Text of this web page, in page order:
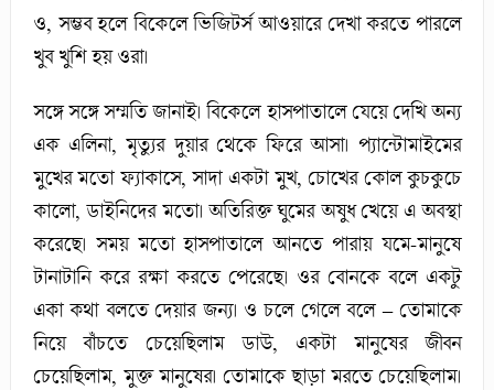
ও, সম্ভব হলে বিকেলে ভিজিটর্স আওয়ারে দেখা করতে পারলে
খুব খুশি হয় ওরা।
সঙ্গে সঙ্গে সম্মতি জানাই। বিকেলে হাসপাতালে যেয়ে দেখি অন্য
এক এলিনা, মৃত্যুর দুয়ার থেকে ফিরে আসা। প্যান্টোমাইমের
মুখের মতো ফ্যাকাসে, সাদা একটা মুখ, চোখের কোল কুচকুচে
কালো, ডাইনিদের মতো। অতিরিক্ত ঘুমের অষুধ খেয়ে এ অবস্থা
করেছে। সময় মতো হাসপাতালে আনতে পারায় যমে-মানুষে
টানাটানি করে রক্ষা করতে পেরেছে। ওর বোনকে বলে একটু
একা কথা বলতে দেয়ার জন্য। ও চলে গেলে বলে – তোমাকে
নিয়ে বাঁচতে চেয়েছিলাম ডাউ, একটা মানুষের জীবন
চেয়েছিলাম, মুক্ত মানুষের। তোমাকে ছাড়া মরতে চেয়েছিলাম।